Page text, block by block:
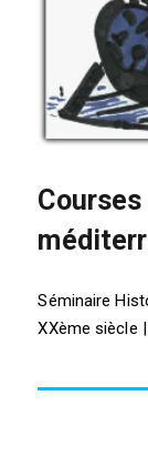
Séminaire
XXème siècle